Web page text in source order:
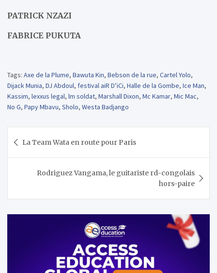
PATRICK NZAZI
FABRICE PUKUTA
Tags: Axe de la Plume, Bawuta Kin, Bebson de la rue, Cartel Yolo,
Dijack Munia, DJ Abdoul, festival aiR D’iCi, Halle de la Gombe, Ice Man,
Kassim, lexxus legal, lm soldat, Marshall Dixon, Mc Kamar, Mic Mac,
No G, Papy Mbavu, Sholo, Westa Badjango
de La Team Wata en route pour Paris
Rodriguez Vangama, le guitariste rd-congolais
hors-paire